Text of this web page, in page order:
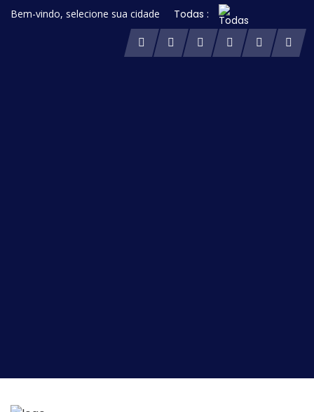
Bem-vindo, selecione sua cidade Todas :